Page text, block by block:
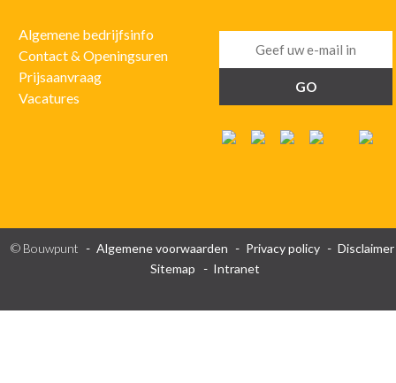
Algemene bedrijfsinfo
Contact & Openingsuren
Prijsaanvraag
Vacatures
© Bouwpunt Algemene voorwaarden Privacy policy
Disclaimer
Sitemap
Intranet